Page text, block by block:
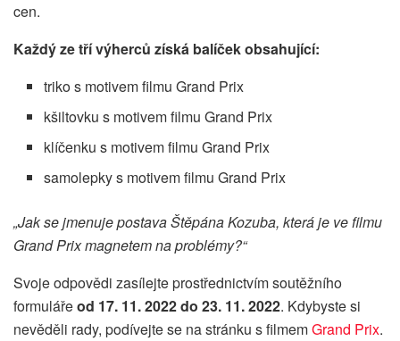
cen.
Každý ze tří výherců získá balíček obsahující:
triko s motivem filmu Grand Prix
kšiltovku s motivem filmu Grand Prix
klíčenku s motivem filmu Grand Prix
samolepky s motivem filmu Grand Prix
„Jak se jmenuje postava Štěpána Kozuba, která je ve filmu
Grand Prix magnetem na problémy?“
Svoje odpovědi zasílejte prostřednictvím soutěžního
formulářeod 17. 11. 2022 do 23. 11. 2022. Kdybyste si
nevěděli rady, podívejte se na stránku s filmemGrand Prix.